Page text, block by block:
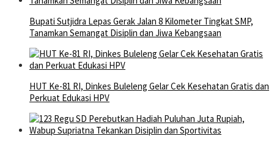
Bupati Sutjidra Lepas Gerak Jalan 8 Kilometer Tingkat SMP,
Tanamkan Semangat Disiplin dan Jiwa Kebangsaan
HUT Ke-81 RI, Dinkes Buleleng Gelar Cek Kesehatan Gratis dan
Perkuat Edukasi HPV